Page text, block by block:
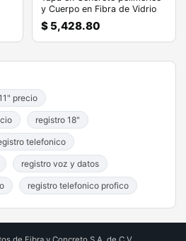
y Cuerpo en Fibra de Vidrio
$ 5,428.80
precio
registro 18"
telefonico
registro voz y datos
registro telefonico profico